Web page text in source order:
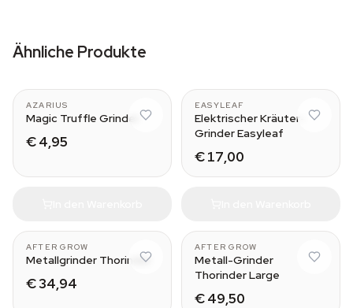
Ähnliche Produkte
AZARIUS
Magic Truffle Grinder
€ 4,95
EASYLEAF
Elektrischer Kräuter-
Grinder Easyleaf
€ 17,00
AFTER GROW
Metallgrinder Thorinder
€ 34,94
AFTER GROW
Metall-Grinder
Thorinder Large
€ 49,50